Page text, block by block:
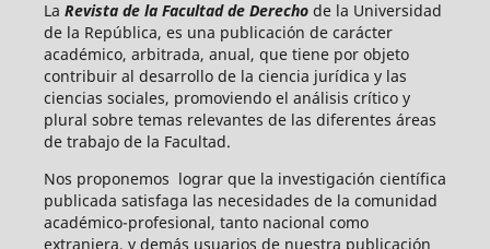
La Revista de la Facultad de Derecho de la Universidad
de la República, es una publicación de carácter
académico, arbitrada, anual, que tiene por objeto
contribuir al desarrollo de la ciencia jurídica y las
ciencias sociales, promoviendo el análisis crítico y
plural sobre temas relevantes de las diferentes áreas
de trabajo de la Facultad.
Nos proponemos lograr que la investigación científica
publicada satisfaga las necesidades de la comunidad
académico-profesional, tanto nacional como
extranjera, y demás usuarios de nuestra publicación